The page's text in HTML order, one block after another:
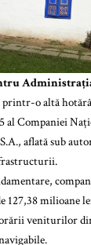
printr-o altă
al Companiei
aflată sub
milioane
veniturilor